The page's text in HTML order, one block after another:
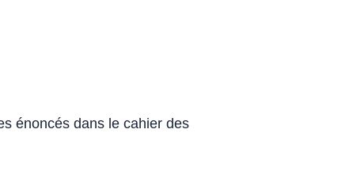
énoncés dans le cahier des